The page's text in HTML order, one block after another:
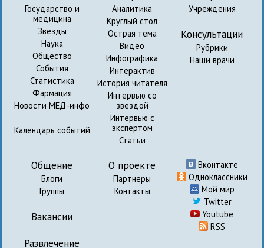
Государство и
медицина
Звезды
Наука
Общество
События
Статистика
Фармация
Новости МЕД-инфо
Календарь событий
Аналитика
Круглый стол
Острая тема
Видео
Инфографика
Интерактив
История читателя
Интервью со
звездой
Интервью с
экспертом
Статьи
Учреждения
Консультации
Рубрики
Наши врачи
Общение
Блоги
Группы
Вакансии
Развлечение
О проекте
Партнеры
Контакты
Вконтакте
Одноклассники
Мой мир
Twitter
Youtube
RSS